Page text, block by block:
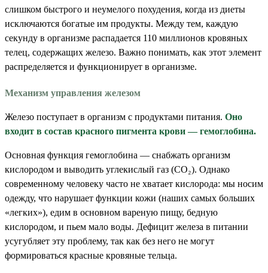
слишком быстрого и неумелого похудения, когда из диеты
исключаются богатые им продукты. Между тем, каждую
секунду в организме распадается 110 миллионов кровяных
телец, содержащих железо. Важно понимать, как этот элемент
распределяется и функционирует в организме.
Механизм управления железом
Железо поступает в организм с продуктами питания. Оно
входит в состав красного пигмента крови — гемоглобина.
Основная функция гемоглобина — снабжать организм
кислородом и выводить углекислый газ (СО₂). Однако
современному человеку часто не хватает кислорода: мы носим
одежду, что нарушает функции кожи (наших самых больших
«легких»), едим в основном вареную пищу, бедную
кислородом, и пьем мало воды. Дефицит железа в питании
усугубляет эту проблему, так как без него не могут
формироваться красные кровяные тельца.